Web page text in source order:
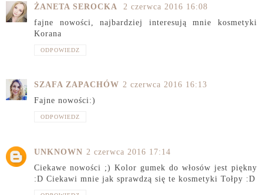
ŻANETA SEROCKA
2 czerwca 2016 16:08
fajne nowości, najbardziej interesują mnie kosmetyki
Korana
ODPOWIEDZ
SZAFA ZAPACHÓW 2 czerwca 2016 16:13
Fajne nowości:)
ODPOWIEDZ
UNKNOWN 2 czerwca 2016 17:14
Ciekawe nowości ;) Kolor gumek do włosów jest piękny
:D Ciekawi mnie jak sprawdzą się te kosmetyki Tołpy :D